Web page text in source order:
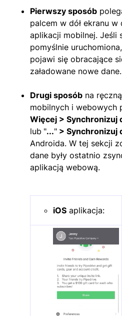
Pierwszy sposób
palcem w dół ekranu
aplikacji mobilnej. Jeśli
pomyślnie
pojawi się obracające
załadowane nowe dane.
Drugi sposób na
mobilnych i webowych
Więcej > Synchronizuj
lub "..." > Synchronizuj
Androida. W tej sekcji
dane były ostatnio
aplikacją webową.
iOS aplikacja: